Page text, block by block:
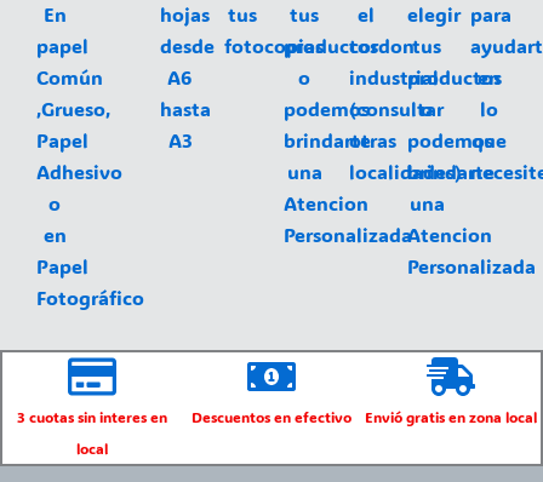
En
papel
Común
,Grueso,
Papel
Adhesivo
o
en
Papel
Fotográfico
hojas
desde
A6
hasta
A3
tus
fotocopias
tus
productos
o
podemos
brindarte
una
Atencion
Personalizada
el
cordon
industrial
(consultar
otras
localidades)
elegir
tus
productos
o
podemos
brindarte
una
Atencion
Personalizada
para
en
lo
que
3 cuotas sin interes en
local
Descuentos en efectivo Envió gratis en zona local